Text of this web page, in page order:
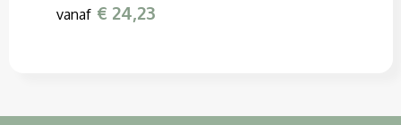
vanaf € 24,23